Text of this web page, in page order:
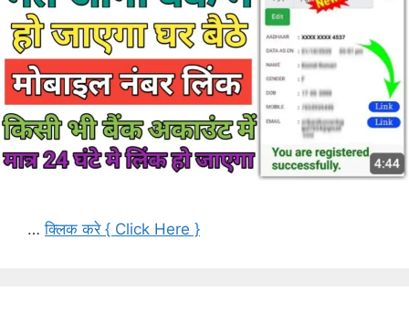
…क्लिक करे { Click Here }